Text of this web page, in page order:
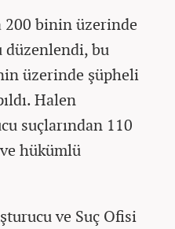
200 binin üzerinde
düzenlendi, bu
üzerinde şüpheli
Halen
suçlarından 110
hükümlü
ve Suç Ofisi